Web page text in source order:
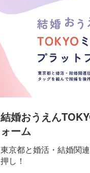
結婚おうえん
ォーム
東京都と婚活・結婚関
押し！